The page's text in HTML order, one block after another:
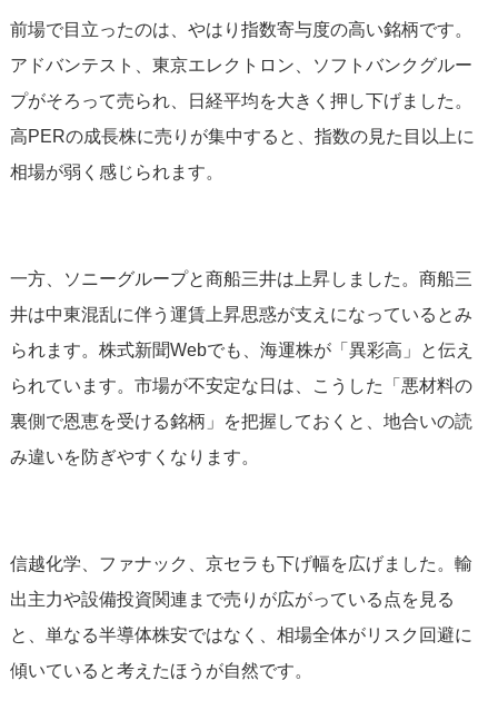
前場で目立ったのは、やはり指数寄与度の高い銘柄です。
アドバンテスト、東京エレクトロン、ソフトバンクグルー
プがそろって売られ、日経平均を大きく押し下げました。
高PERの成長株に売りが集中すると、指数の見た目以上に
相場が弱く感じられます。
一方、ソニーグループと商船三井は上昇しました。商船三
井は中東混乱に伴う運賃上昇思惑が支えになっているとみ
られます。株式新聞Webでも、海運株が「異彩高」と伝え
られています。市場が不安定な日は、こうした「悪材料の
裏側で恩恵を受ける銘柄」を把握しておくと、地合いの読
み違いを防ぎやすくなります。
信越化学、ファナック、京セラも下げ幅を広げました。輸
出主力や設備投資関連まで売りが広がっている点を見る
と、単なる半導体株安ではなく、相場全体がリスク回避に
傾いていると考えたほうが自然です。